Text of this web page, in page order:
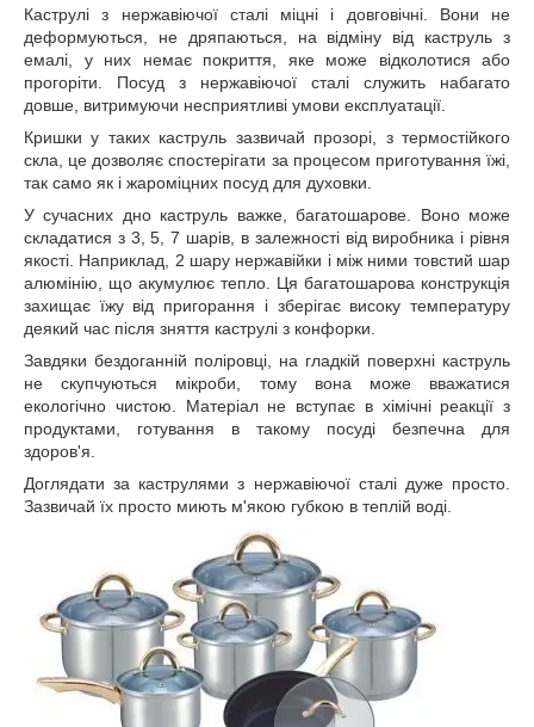
Каструлі з нержавіючої сталі міцні і довговічні. Вони не
деформуються, не дряпаються, на відміну від каструль з
емалі, у них немає покриття, яке може відколотися або
прогоріти. Посуд з нержавіючої сталі служить набагато
довше, витримуючи несприятливі умови експлуатації.
Кришки у таких каструль зазвичай прозорі, з термостійкого
скла, це дозволяє спостерігати за процесом приготування їжі,
так само як і жароміцних посуд для духовки.
У сучасних дно каструль важке, багатошарове. Воно може
складатися з 3, 5, 7 шарів, в залежності від виробника і рівня
якості. Наприклад, 2 шару нержавійки і між ними товстий шар
алюмінію, що акумулює тепло. Ця багатошарова конструкція
захищає їжу від пригорання і зберігає високу температуру
деякий час після зняття каструлі з конфорки.
Завдяки бездоганній поліровці, на гладкій поверхні каструль
не скупчуються мікроби, тому вона може вважатися
екологічно чистою. Матеріал не вступає в хімічні реакції з
продуктами, готування в такому посуді безпечна для
здоров'я.
Доглядати за каструлями з нержавіючої сталі дуже просто.
Зазвичай їх просто миють м'якою губкою в теплій воді.